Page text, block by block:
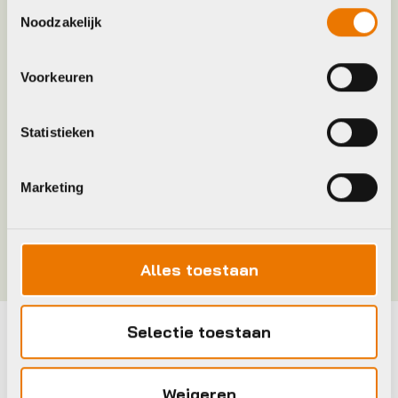
Noodzakelijk
Voorkeuren
Statistieken
Marketing
Alles toestaan
Selectie toestaan
Weigeren
REACT DRIVE KOPLAMP
Lezyne
2026
ONESIZE
Maak je fiets compleet